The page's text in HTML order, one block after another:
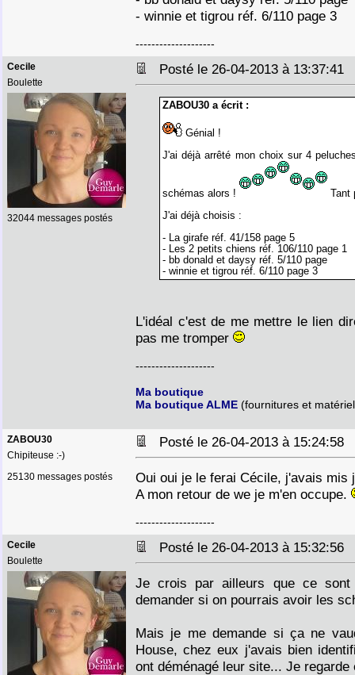
- winnie et tigrou réf. 6/110 page 3
--------------------
Cecile
Boulette
32044 messages postés
Posté le 26-04-2013 à 13:37:41
ZABOU30 a écrit :
Génial !
J'ai déjà arrêté mon choix sur 4
schémas alors !
J'ai déjà choisis :
- La girafe réf. 41/158 page 5
- Les 2 petits chiens réf. 106/110 page 1
- bb donald et daysy réf. 5/110 page
- winnie et tigrou réf. 6/110 page 3
L'idéal c'est de me mettre le lien
pas me tromper
--------------------
Ma boutique
Ma boutique ALME (fournitures et
ZABOU30
Chipiteuse :-)
25130 messages postés
Posté le 26-04-2013 à 15:24:58
Oui oui je le ferai Cécile, j'avais
A mon retour de we je m'en occupe.
--------------------
Cecile
Boulette
Posté le 26-04-2013 à 15:32:56
Je crois par ailleurs que ce
demander si on pourrais avoir les
Mais je me demande si ça ne
House, chez eux j'avais bien
ont déménagé leur site... Je